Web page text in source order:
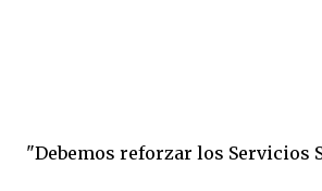
"Debemos reforzar los Servicios